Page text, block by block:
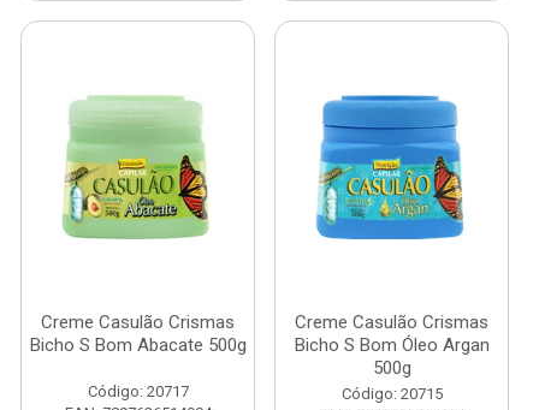
Creme Casulão Crismas
Bicho S Bom Abacate 500g
Código: 20717
Creme Casulão Crismas
Bicho S Bom Óleo Argan
500g
Código: 20715